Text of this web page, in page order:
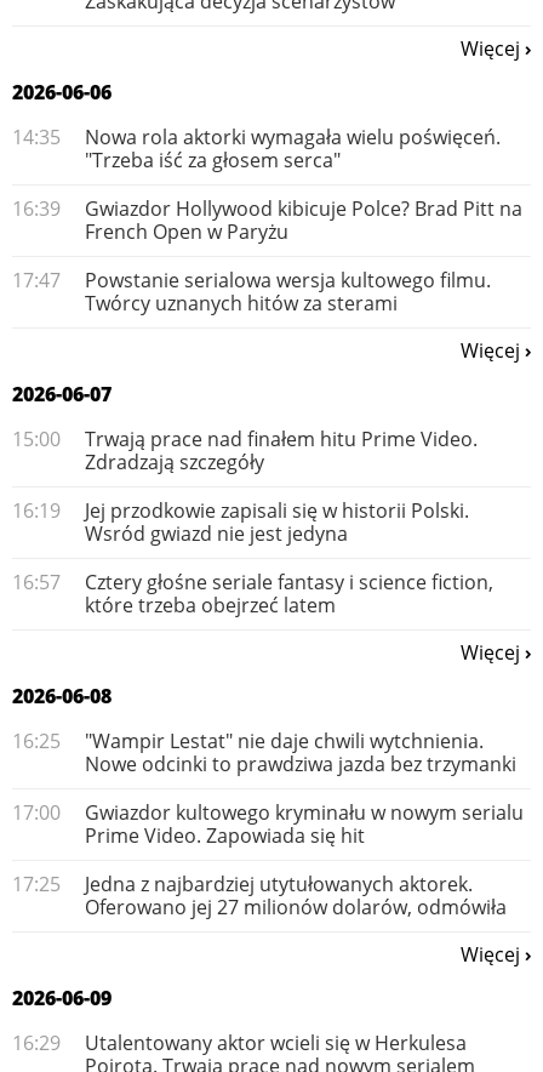
Więcej
2026-06-06
14:35
Nowa rola aktorki wymagała wielu poświęceń.
"Trzeba iść za głosem serca"
16:39
Gwiazdor Hollywood kibicuje Polce? Brad Pitt na
French Open w Paryżu
17:47
Powstanie serialowa wersja kultowego filmu.
Twórcy uznanych hitów za sterami
Więcej
2026-06-07
15:00
Trwają prace nad finałem hitu Prime Video.
Zdradzają szczegóły
16:19
Jej przodkowie zapisali się w historii Polski.
Wsród gwiazd nie jest jedyna
16:57
Cztery głośne seriale fantasy i science fiction,
które trzeba obejrzeć latem
Więcej
2026-06-08
16:25
"Wampir Lestat" nie daje chwili wytchnienia.
Nowe odcinki to prawdziwa jazda bez trzymanki
17:00
Gwiazdor kultowego kryminału w nowym serialu
Prime Video. Zapowiada się hit
17:25
Jedna z najbardziej utytułowanych aktorek.
Oferowano jej 27 milionów dolarów, odmówiła
Więcej
2026-06-09
16:29
Utalentowany aktor wcieli się w Herkulesa
Poirota. Trwają prace nad nowym serialem